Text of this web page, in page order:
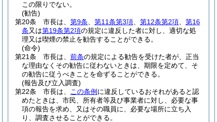
この限りでない。
(勧告)
第20条
市長は、 第9条 第11条第3項 第12条第2項
第16
条又は第19条第2項の規定に違反した者に対し、適切な処
理又は喫煙の禁止を勧告することができる。
(命令)
第21条
市長は、 前条の規定による勧告を受けた者が、正当
な理由なくその勧告に従わないときは、期限を定めて、そ
の勧告に従うべきことを命ずることができる。
(報告及び立入調査)
第22条
市長は、 この条例 に違反しているおそれがあると認
めたときは、市民、所有者等及び事業者に対し、必要な事
項の報告を求め、又はその職員に、必要な場所に立ち入
り、調査させることができる。